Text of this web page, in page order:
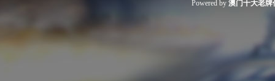
Powered by 澳门十大老牌